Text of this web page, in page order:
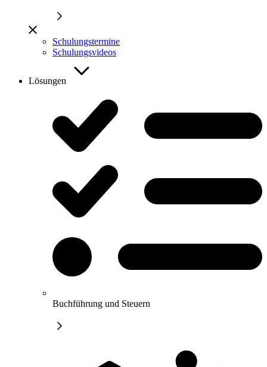
Schulungstermine
Schulungsvideos
Lösungen
Buchführung und Steuern